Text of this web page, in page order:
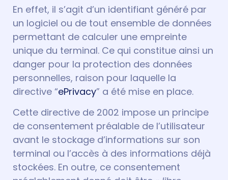
En effet, il s’agit d’un identifiant généré par
un logiciel ou de tout ensemble de données
permettant de calculer une empreinte
unique du terminal. Ce qui constitue ainsi un
danger pour la protection des données
personnelles, raison pour laquelle la
directive “ePrivacy” a été mise en place.
Cette directive de 2002 impose un principe
de consentement préalable de l’utilisateur
avant le stockage d’informations sur son
terminal ou l’accès à des informations déjà
stockées. En outre, ce consentement